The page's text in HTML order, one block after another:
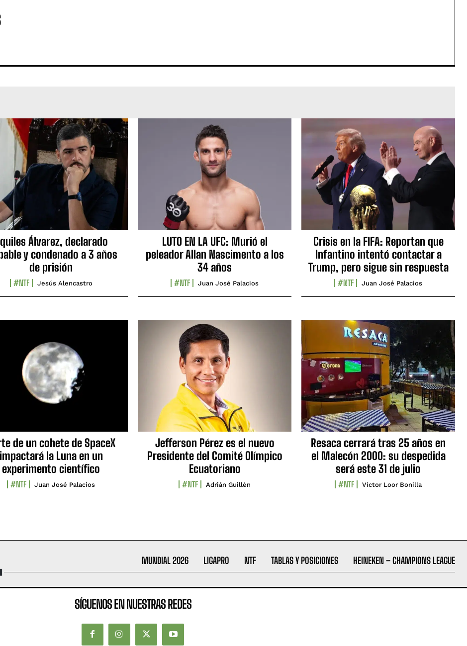
Álvarez, declarado
y condenado a 3 años
de prisión
#NTF Jesús Alencastro
LUTO EN LA UFC: Murió el
peleador Allan Nascimento a los
34 años
#NTF Juan José Palacios
Crisis en la FIFA: Reportan que
Infantino intentó contactar a
Trump, pero sigue sin respuesta
#NTF Juan José Palacios
de un cohete de SpaceX
impactará la Luna en un
experimento científico
#NTF Juan José Palacios
Jefferson Pérez es el nuevo
Presidente del Comité Olímpico
Ecuatoriano
#NTF Adrián Guillén
Resaca cerrará tras 25 años en
el Malecón 2000: su despedida
será este 31 de julio
#NTF Víctor Loor Bonilla
MUNDIAL 2026 LIGAPRO NTF TABLAS Y POSICIONES HEINEKEN – CHAMPIONS LEAGUE
SÍGUENOS EN NUESTRAS REDES